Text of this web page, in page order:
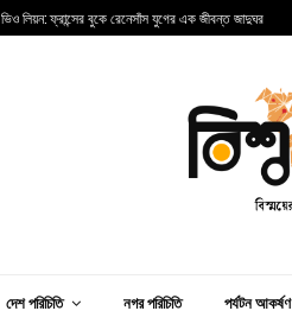
ভিও লিয়ন: ফ্রান্সের বুকে রেনেসাঁস যুগের এক জীবন্ত জাদুঘর
দেশ পরিচিতি নগর পরিচিতি পর্যটন আকর্ষণ